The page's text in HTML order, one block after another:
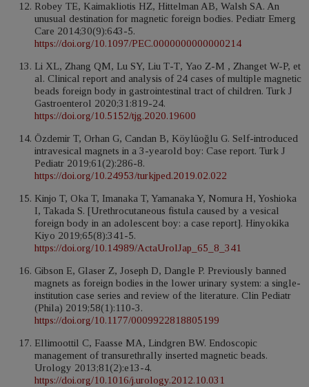
Robey TE, Kaimakliotis HZ, Hittelman AB, Walsh SA. An
unusual destination for magnetic foreign bodies. Pediatr Emerg
Care 2014;30(9):643-5.
https://doi.org/10.1097/PEC.0000000000000214
Li XL, Zhang QM, Lu SY, Liu Т-Т, Yao Z-M , Zhanget W-P, et
al. Clinical report and analysis of 24 cases of multiple magnetic
beads foreign body in gastrointestinal tract of children. Turk J
Gastroenterol 2020;31:819-24.
https://doi.org/10.5152/tjg.2020.19600
Özdemir T, Orhan G, Candan B, Köylüoğlu G. Self-introduced
intravesical magnets in a 3-yearold boy: Case report. Turk J
Pediatr 2019;61(2):286-8.
https://doi.org/10.24953/turkjped.2019.02.022
Kinjo T, Oka T, Imanaka T, Yamanaka Y, Nomura H, Yoshioka
I, Takada S. [Urethrocutaneous fistula caused by a vesical
foreign body in an adolescent boy: a case report]. Hinyokika
Kiyo 2019;65(8):341-5.
https://doi.org/10.14989/ActaUrolJap_65_8_341
Gibson E, Glaser Z, Joseph D, Dangle P. Previously banned
magnets as foreign bodies in the lower urinary system: a single-
institution case series and review of the literature. Clin Pediatr
(Phila) 2019;58(1):110-3.
https://doi.org/10.1177/0009922818805199
Ellimoottil C, Faasse MA, Lindgren BW. Endoscopic
management of transurethrally inserted magnetic beads.
Urology 2013;81(2):e13-4.
https://doi.org/10.1016/j.urology.2012.10.031